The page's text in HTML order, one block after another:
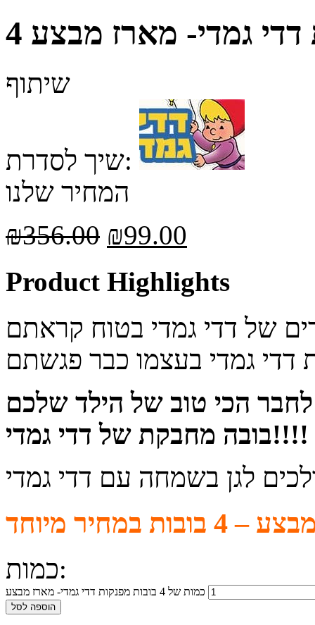
דדי גמדי- מארז מבצע
שיתוף
שיך לסדרת:
המחיר שלנו
₪356.00 ₪99.00
Product Highlights
לחבר הכי טוב של הילד שלכם
בובה מחבקת של דדי גמדי!!!!
כמות:
כמות של 4 בובות מפנקות דדי גמדי- מארז מבצע
הוספה לסל